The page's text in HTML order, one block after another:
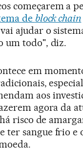
começarem a
de block chain
ajudar o
um todo", diz.
em
aos
agora da
risco de
ter sangue frio e